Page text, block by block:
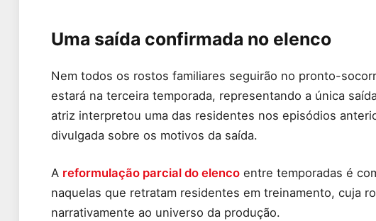
Uma saída confirmada no elenco
Nem todos os rostos familiares seguirão no pronto-
estará na terceira temporada, representando a única
atriz interpretou uma das residentes nos episódios
divulgada sobre os motivos da saída.
A reformulação parcial do elenco entre temporadas é
naquelas que retratam residentes em treinamento, cuja
narrativamente ao universo da produção.